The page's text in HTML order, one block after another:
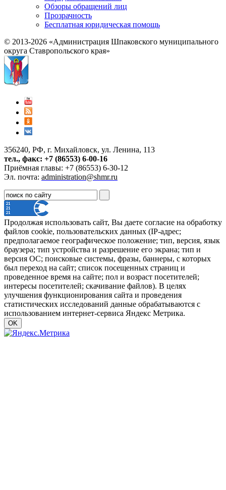
Обзоры обращений лиц
Прозрачность
Бесплатная юридическая помощь
© 2013-2026 «Администрация Шпаковского муниципального
округа Ставропольского края»
356240, РФ, г. Михайловск, ул. Ленина, 113
тел., факс: +7 (86553) 6-00-16
Приёмная главы: +7 (86553) 6-30-12
Эл. почта: administration@shmr.ru
Продолжая использовать сайт, Вы даете согласие на обработку
файлов cookie, пользовательских данных (IP-адрес;
предполагаемое географическое положение; тип, версия, язык
браузера; тип устройства и разрешение его экрана; тип и
версия ОС; поисковые системы, фразы, баннеры, с которых
был переход на сайт; список посещенных страниц и
проведенное время на сайте; пол и возраст посетителей;
интересы посетителей; скачивание файлов). В целях
улучшения функционирования сайта и проведения
статистических исследований данные обрабатываются с
использованием интернет-сервиса Яндекс Метрика.
OK